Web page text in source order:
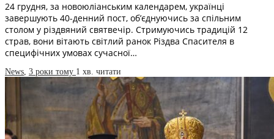
24 грудня, за новоюліанським календарем, українці
завершують 40-денний пост, об’єднуючись за спільним
столом у різдвяний святвечір. Стримуючись традицій 12
страв, вони вітають світлий ранок Різдва Спасителя в
специфічних умовах сучасної…
News, 3 роки тому 1 хв. читати